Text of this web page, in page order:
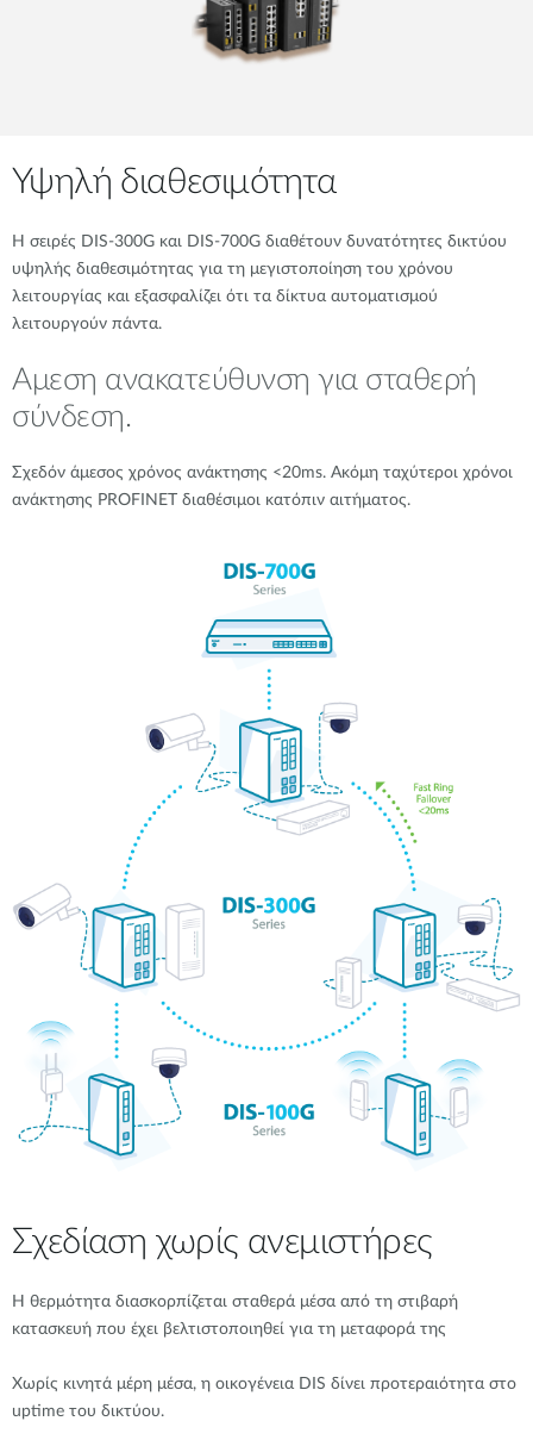
Υψηλή διαθεσιμότητα
Η σειρές DIS-300G και DIS-700G διαθέτουν δυνατότητες δικτύου
υψηλής διαθεσιμότητας για τη μεγιστοποίηση του χρόνου
λειτουργίας και εξασφαλίζει ότι τα δίκτυα αυτοματισμού
λειτουργούν πάντα.
Αμεση ανακατεύθυνση για σταθερή
σύνδεση.
Σχεδόν άμεσος χρόνος ανάκτησης <20ms. Ακόμη ταχύτεροι χρόνοι
ανάκτησης PROFINET διαθέσιμοι κατόπιν αιτήματος.
Σχεδίαση χωρίς ανεμιστήρες
Η θερμότητα διασκορπίζεται σταθερά μέσα από τη στιβαρή
κατασκευή που έχει βελτιστοποιηθεί για τη μεταφορά της
Χωρίς κινητά μέρη μέσα, η οικογένεια DIS δίνει προτεραιότητα στο
uptime του δικτύου.